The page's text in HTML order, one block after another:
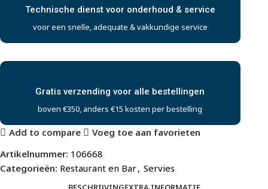
Technische dienst voor onderhoud & service
voor een snelle, adequate & vakkundige service
Gratis verzending voor alle bestellingen
boven €350, anders €15 kosten per bestelling
Add to compare
Voeg toe aan favorieten
Artikelnummer: 106668
Categorieën: Restaurant en Bar, Servies